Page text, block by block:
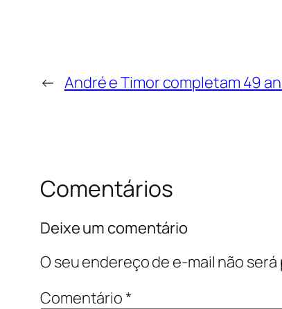
← André e Timor completam 49
Comentários
Deixe um comentário
O seu endereço de e-mail não
Comentário*